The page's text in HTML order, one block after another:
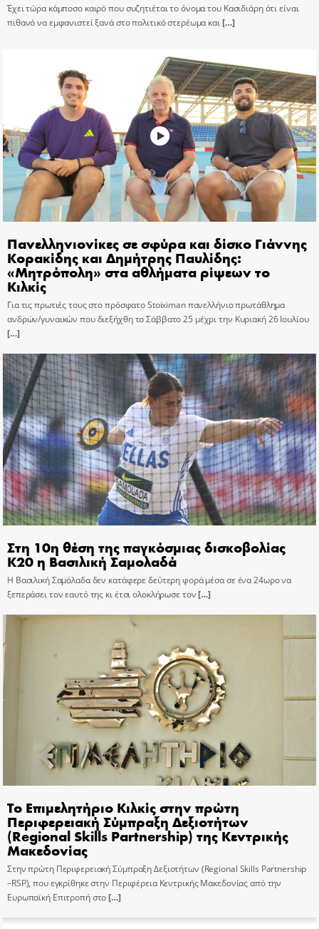
Έχει τώρα κάμποσο καιρό που συζητιέται το όνομα του Κασιδιάρη ότι είναι
πιθανό να εμφανιστεί ξανά στο πολιτικό στερέωμα και[…]
Πανελληνιονίκες σε σφύρα και δίσκο Γιάννης
Κορακίδης και Δημήτρης Παυλίδης:
«Μητρόπολη» στα αθλήματα ρίψεων το
Κιλκίς
Για τις πρωτιές τους στο πρόσφατο Stoiximan πανελλήνιο πρωτάθλημα
ανδρών/γυναικών που διεξήχθη το Σάββατο 25 μέχρι την Κυριακή 26 Ιουλίου
[…]
Στη 10η θέση της παγκόσμιας δισκοβολίας
Κ20 η Βασιλική Σαμολαδά
Η Βασιλική Σαμόλαδα δεν κατάφερε δεύτερη φορά μέσα σε ένα 24ωρο να
ξεπεράσει τον εαυτό της κι έτσι ολοκλήρωσε τον[…]
Το Επιμελητήριο Κιλκίς στην πρώτη
Περιφερειακή Σύμπραξη Δεξιοτήτων
(Regional Skills Partnership) της Κεντρικής
Μακεδονίας
Στην πρώτη Περιφερειακή Σύμπραξη Δεξιοτήτων (Regional Skills Partnership
–RSP), που εγκρίθηκε στην Περιφέρεια Κεντρικής Μακεδονίας από την
Ευρωπαϊκή Επιτροπή στο[…]